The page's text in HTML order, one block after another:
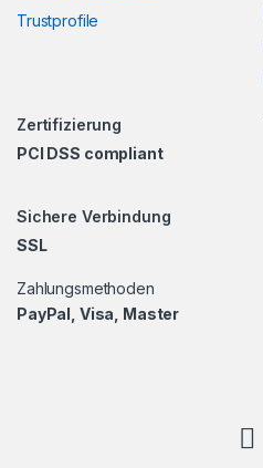
Trustprofile
Zertifizierung
PCI DSS compliant
Sichere Verbindung
SSL
Zahlungsmethoden
PayPal, Visa, Master